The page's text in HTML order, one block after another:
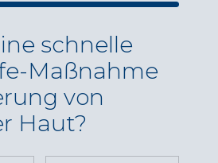
schnelle
Maßnahme
von
Haut?